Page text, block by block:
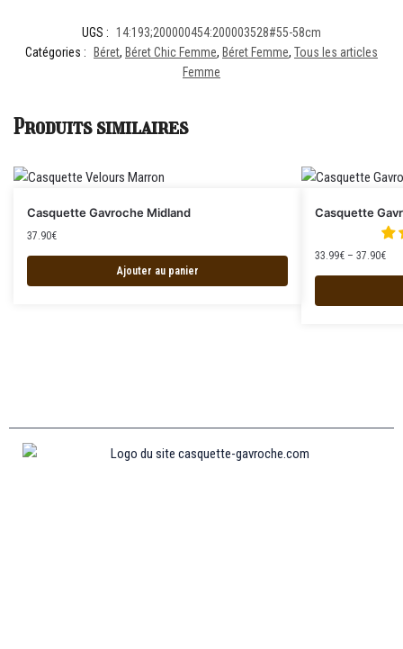
UGS :
14:193;200000454:200003528#55-58cm
Catégories : Béret, Béret Chic Femme, Béret Femme, Tous les articles
Femme
Produits similaires
Casquette Gavroche Midland
37.90€
Ajouter au panier
Casquette
33.99€ – 37.90€